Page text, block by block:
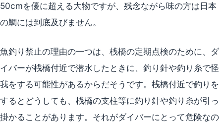
50cmを優に超える大物ですが、残念ながら味の方は日本
の鯛には到底及びません。
魚釣り禁止の理由の一つは、桟橋の定期点検のために、ダ
イバーが桟橋付近で潜水したときに、釣り針や釣り糸で怪
我をする可能性があるからだそうです。桟橋付近で釣りを
するとどうしても、桟橋の支柱等に釣り針や釣り糸が引っ
掛かることがあります。それがダイバーにとって危険なの